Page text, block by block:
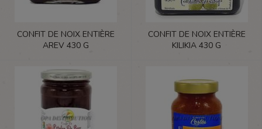
CONFIT DE NOIX ENTIÈRE
AREV 430 G
CONFIT DE NOIX ENTIÈRE
KILIKIA 430 G